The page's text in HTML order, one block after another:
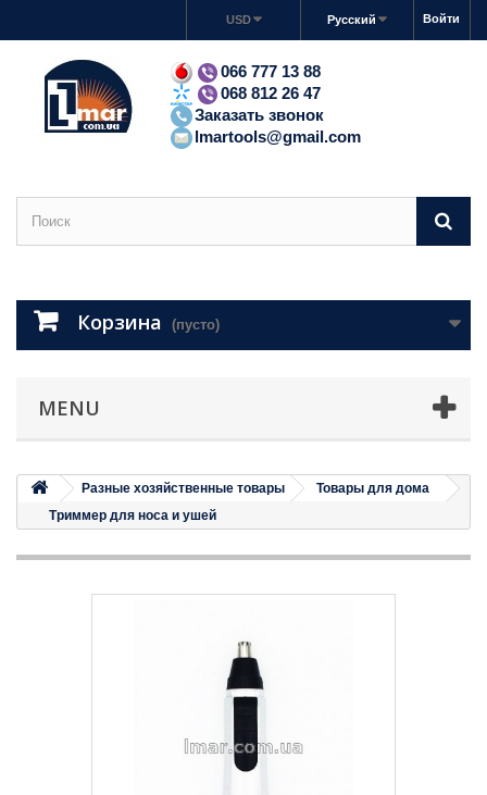
Войти
Русский
USD
066 777 13 88
068 812 26 47
Заказать звонок
lmartools@gmail.com
Корзина (пусто)
MENU
Разные хозяйственные товары
Товары для дома
Триммер для носа и ушей